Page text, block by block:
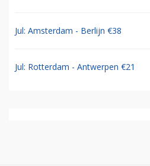
Jul: Amsterdam - Berlijn €38
Jul: Rotterdam - Antwerpen €21